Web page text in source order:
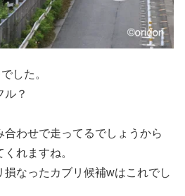
した。
ル？
合わせで走ってるでしょうから
れますね。
損なったカブリ候補wはこれでし